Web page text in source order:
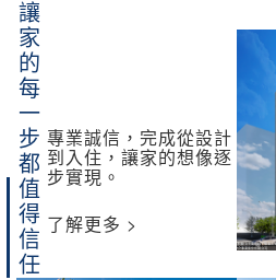
讓家的每一步都
值得信任
專業誠信，完成從設計
到入住，讓家的想像逐
步實現。
了解更多 >